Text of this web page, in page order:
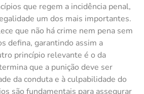
que regem a incidência penal,
um dos mais importantes.
que não há crime nem pena sem
defina, garantindo assim a
princípio relevante é o da
que a punição deve ser
da conduta e à culpabilidade do
são fundamentais para assegurar